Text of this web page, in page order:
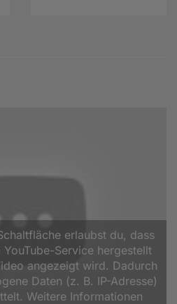
erlaubst du, dass
Service hergestellt
angezeigt wird. Dadurch
Daten (z. B. IP-Adresse)
Weitere Informationen